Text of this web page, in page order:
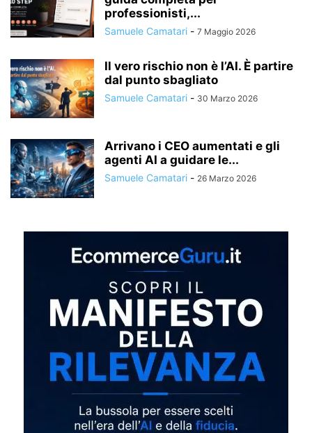
professionisti,...
Samuele Camatari - 7 Maggio 2026
Il vero rischio non è l’AI. È partire
dal punto sbagliato
Samuele Camatari - 30 Marzo 2026
Arrivano i CEO aumentati e gli
agenti AI a guidare le...
Samuele Camatari - 26 Marzo 2026